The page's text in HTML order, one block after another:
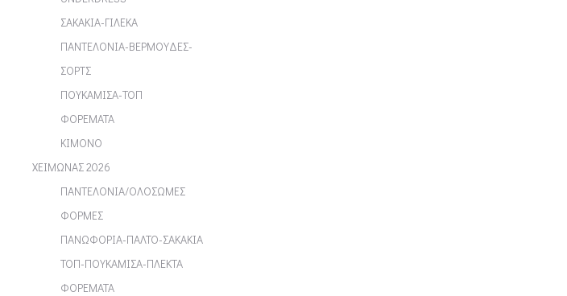
ΣΑΚΑΚΙΑ-ΓΙΛΕΚΑ
ΠΑΝΤΕΛΟΝΙΑ-ΒΕΡΜΟΥΔΕΣ-
ΣΟΡΤΣ
ΠΟΥΚΑΜΙΣΑ-ΤΟΠ
ΦΟΡΕΜΑΤΑ
ΚΙΜΟΝΟ
ΧΕΙΜΩΝΑΣ 2026
ΠΑΝΤΕΛΟΝΙΑ/ΟΛΟΣΩΜΕΣ
ΦΟΡΜΕΣ
ΠΑΝΩΦΟΡΙΑ-ΠΑΛΤΟ-ΣΑΚΑΚΙΑ
ΤΟΠ-ΠΟΥΚΑΜΙΣΑ-ΠΛΕΚΤΑ
ΦΟΡΕΜΑΤΑ